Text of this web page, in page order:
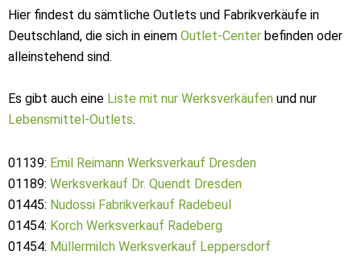
Hier findest du sämtliche Outlets und Fabrikverkäufe in
Deutschland, die sich in einem Outlet-Center befinden oder
alleinstehend sind.
Es gibt auch eine Liste mit nur Werksverkäufen und nur
Lebensmittel-Outlets.
01139: Emil Reimann Werksverkauf Dresden
01189: Werksverkauf Dr. Quendt Dresden
01445: Nudossi Fabrikverkauf Radebeul
01454: Korch Werksverkauf Radeberg
01454: Müllermilch Werksverkauf Leppersdorf